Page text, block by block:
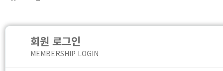
회원 로그인
MEMBERSHIP LOGIN